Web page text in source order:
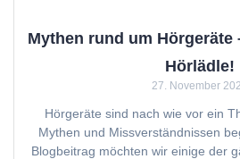
Mythen rund um Hörgeräte
Hörlädle!
27. November
Hörgeräte sind nach wie vor ein
Mythen und Missverständnissen
Blogbeitrag möchten wir einige der